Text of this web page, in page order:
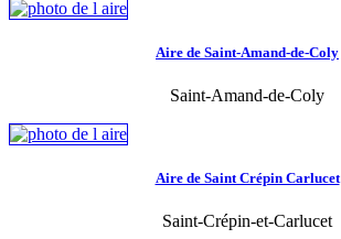
Aire de Saint-Amand-de-Coly
Saint-Amand-de-Coly
Aire de Saint Crépin Carlucet
Saint-Crépin-et-Carlucet